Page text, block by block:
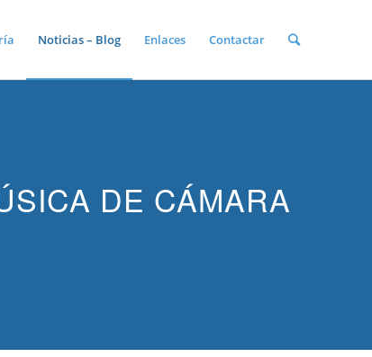
Noticias – Blog Enlaces Contactar
DE CÁMARA